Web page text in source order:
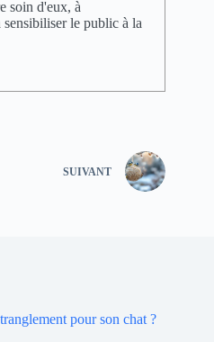
soin d'eux, à
sensibiliser le public à la
SUIVANT
pour son chat ?